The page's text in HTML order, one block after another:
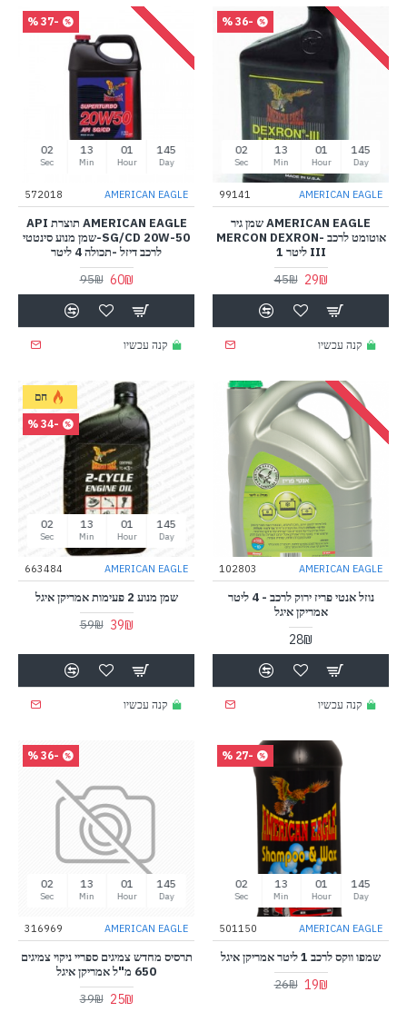
-36 %
145
Day
01
Hour
13
Min
01
Sec
AMERICAN EAGLE
99141
AMERICAN EAGLE שמן גיר
אוטומט לרכב MERCON DEXRON-
III ליטר 1
29₪
45₪
קנה עכשיו
-37 %
145
Day
01
Hour
13
Min
01
Sec
AMERICAN EAGLE
572018
AMERICAN EAGLE תוצרת API
SG/CD 20W-50-שמן מנוע סינטטי
לרכב דיזל -תכולה 4 ליטר
60₪
95₪
קנה עכשיו
AMERICAN EAGLE
102803
נוזל אנטי פריז ירוק לרכב - 4 ליטר
אמריקן איגל
28₪
קנה עכשיו
חם
-34 %
145
Day
01
Hour
13
Min
01
Sec
AMERICAN EAGLE
663484
שמן מנוע 2 פעימות אמריקן איגל
39₪
59₪
קנה עכשיו
-27 %
145
Day
01
Hour
13
Min
01
Sec
AMERICAN EAGLE
501150
שמפו ווקס לרכב 1 ליטר אמריקן איגל
19₪
26₪
-36 %
145
Day
01
Hour
13
Min
01
Sec
AMERICAN EAGLE
316969
תרסיס מחדש צמיגים ספריי ניקוי צמיגים
650 מ"ל אמריקן איגל
25₪
39₪